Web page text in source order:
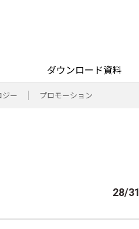
ダウンロード資料
ジー プロモーション
28/31